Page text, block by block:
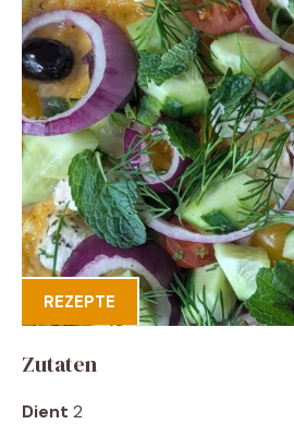
REZEPTE
Zutaten
Dient 2